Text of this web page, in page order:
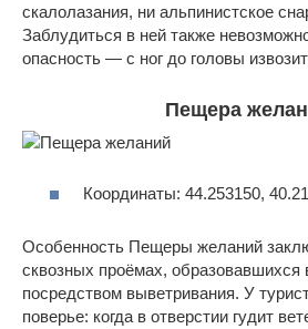
скалолазания, ни альпинистское
Заблудиться в ней также
опасность — с ног до головы
Пещера
Координаты: 44.253150,
Особенность Пещеры желаний
сквозных проёмах, образовавшихся
посредством выветривания. У
поверье: когда в отверстии гудит